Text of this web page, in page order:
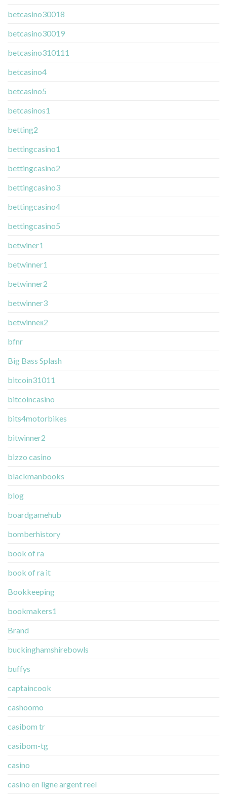
betcasino30018
betcasino30019
betcasino310111
betcasino4
betcasino5
betcasinos1
betting2
bettingcasino1
bettingcasino2
bettingcasino3
bettingcasino4
bettingcasino5
betwiner1
betwinner1
betwinner2
betwinner3
betwinneк2
bfnr
Big Bass Splash
bitcoin31011
bitcoincasino
bits4motorbikes
bitwinner2
bizzo casino
blackmanbooks
blog
boardgamehub
bomberhistory
book of ra
book of ra it
Bookkeeping
bookmakers1
Brand
buckinghamshirebowls
buffys
captaincook
cashoomo
casibom tr
casibom-tg
casino
casino en ligne argent reel